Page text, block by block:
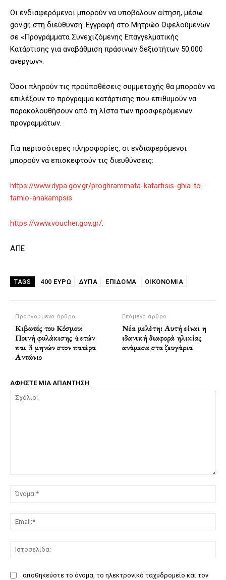
Οι ενδιαφερόμενοι μπορούν να υποβάλουν αίτηση, μέσω
gov.gr, στη διεύθυνση: Εγγραφή στο Μητρώο Ωφελούμενων
σε «Προγράμματα Συνεχιζόμενης Επαγγελματικής
Κατάρτισης για αναβάθμιση πράσινων δεξιοτήτων 50.000
ανέργων».
Όσοι πληρούν τις προϋποθέσεις συμμετοχής θα μπορούν να
επιλέξουν το πρόγραμμα κατάρτισης που επιθυμούν να
παρακολουθήσουν από τη λίστα των προσφερόμενων
προγραμμάτων.
Για περισσότερες πληροφορίες, οι ενδιαφερόμενοι
μπορούν να επισκεφτούν τις διευθύνσεις:
https://www.dypa.gov.gr/proghrammata-katartisis-ghia-to-
tamio-anakampsis
https://www.voucher.gov.gr/.
ΑΠΕ
TAGS 400 ΕΥΡΏ ΔΥΠΑ ΕΠΙΔΟΜΑ ΟΙΚΟΝΟΜΙΑ
Προηγούμενο άρθρο
Κιβωτός του Κόσμου:
Ποινή φυλάκισης 4 ετών
και 3 μηνών στον πατέρα
Αντώνιο
Επόμενο άρθρο
Νέα μελέτη: Αυτή είναι η
ιδανική διαφορά ηλικίας
ανάμεσα στα ζευγάρια
ΑΦΗΣΤΕ ΜΙΑ ΑΠΑΝΤΗΣΗ
αποθηκεύστε το όνομα, το ηλεκτρονικό ταχυδρομείο και τον